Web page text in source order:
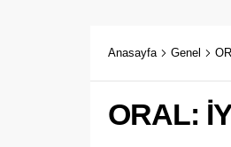
Anasayfa Genel
ORAL: